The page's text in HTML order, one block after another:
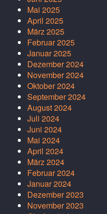
Mai 2025
April 2025
März 2025
Februar 2025
Januar 2025
Dezember 2024
November 2024
Oktober 2024
September 2024
August 2024
Juli 2024
Juni 2024
Mai 2024
April 2024
März 2024
Februar 2024
Januar 2024
Dezember 2023
November 2023